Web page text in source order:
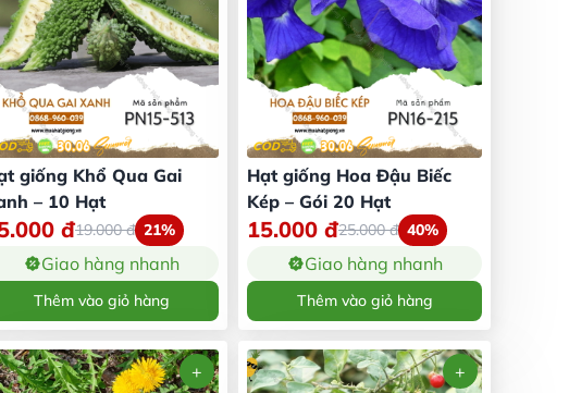
giống Khổ Qua Gai
– 10 Hạt
đ19.000đ 21%
Giao hàng nhanh
Thêm vào giỏ hàng
Hạt giống Hoa Đậu Biếc
Kép – Gói 20 Hạt
15.000 đ25.000đ 40%
Giao hàng nhanh
Thêm vào giỏ hàng